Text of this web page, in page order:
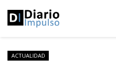
ACTUALIDAD